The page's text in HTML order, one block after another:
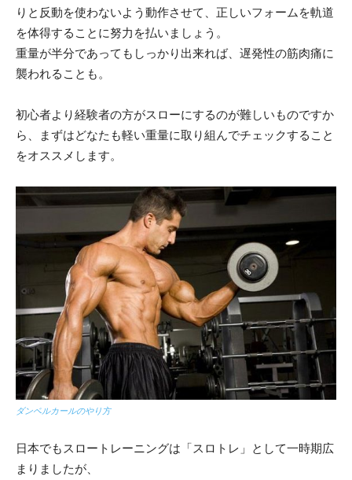
りと反動を使わないよう動作させて、正しいフォームを軌道
を体得することに努力を払いましょう。
重量が半分であってもしっかり出来れば、遅発性の筋肉痛に
襲われることも。
初心者より経験者の方がスローにするのが難しいものですか
ら、まずはどなたも軽い重量に取り組んでチェックすること
をオススメします。
ダンベルカールのやり方
日本でもスロートレーニングは「スロトレ」として一時期広
まりましたが、